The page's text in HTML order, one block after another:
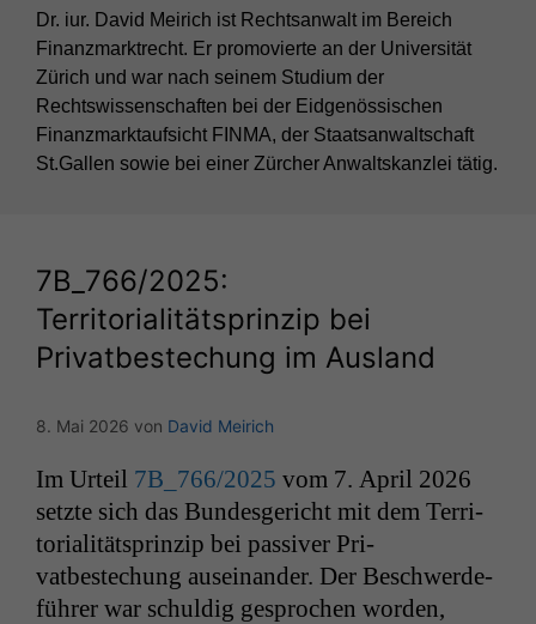
Dr. iur. David Meirich ist Rechtsanwalt im Bereich
Finanzmarktrecht. Er promovierte an der Universität
Zürich und war nach seinem Studium der
Rechtswissenschaften bei der Eidgenössischen
Finanzmarktaufsicht FINMA, der Staatsanwaltschaft
St.Gallen sowie bei einer Zürcher Anwaltskanzlei tätig.
7B_766/2025:
Territorialitätsprinzip bei
Privatbestechung im Ausland
8. Mai 2026 von David Meirich
Im Urteil 7B_766/2025 vom 7. April 2026
set­zte sich das Bun­des­gericht mit dem Ter­ri­
to­ri­al­ität­sprinzip bei pas­siv­er Pri­
vatbestechung auseinan­der. Der Beschw­erde­
führer war schuldig gesprochen wor­den,